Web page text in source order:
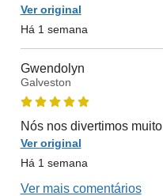
Ver original
Há 1 semana
Gwendolyn
Galveston
Nós nos divertimos muito
Ver original
Há 1 semana
Ver mais comentários